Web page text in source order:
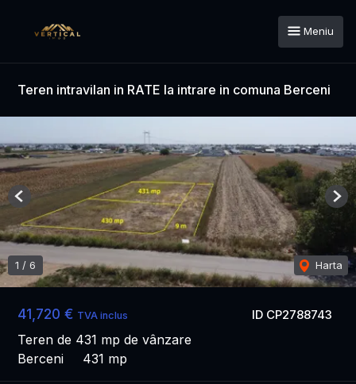
Meniu
Teren intravilan in RATE la intrare in comuna Berceni
ID CP2788743
41,720 € TVA inclus
Teren de 431 mp de vânzare
Berceni
431 mp
1 / 6 Harta
Previous